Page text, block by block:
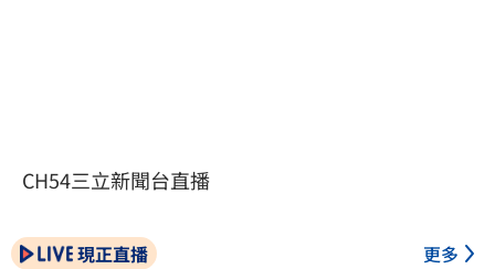
CH54三立新聞台直播
現正直播 更多